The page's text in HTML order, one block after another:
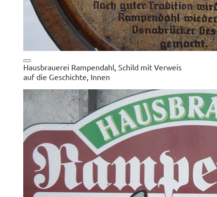
Hausbrauerei Rampendahl, Schild mit Verweis
auf die Geschichte, Innen